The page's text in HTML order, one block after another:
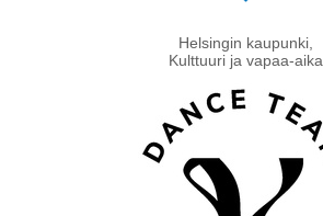
Helsingin kaupunki,
Kulttuuri ja vapaa-aika